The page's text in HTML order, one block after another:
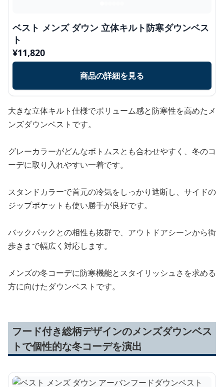
ベスト メンズ ダウン 立体キルト防寒ダウンベス
ト
¥11,820
商品の詳細を見る
大きな立体キルト仕様でボリューム感と防寒性を高めたメ
ンズダウンベストです。
グレーカラーがどんなボトムスとも合わせやすく、冬のコ
ーデに取り入れやすい一着です。
スタンドカラーで首元の冷気をしっかり遮断し、サイドの
ジップポケットも使い勝手が良好です。
バックパックとの相性も抜群で、アウトドアシーンから街
歩きまで幅広く対応します。
メンズの冬コーデに防寒機能とスタイリッシュさを求める
方に向けたダウンベストです。
フード付き総柄デザインのメンズダウンベス
トで個性的な冬コーデを演出